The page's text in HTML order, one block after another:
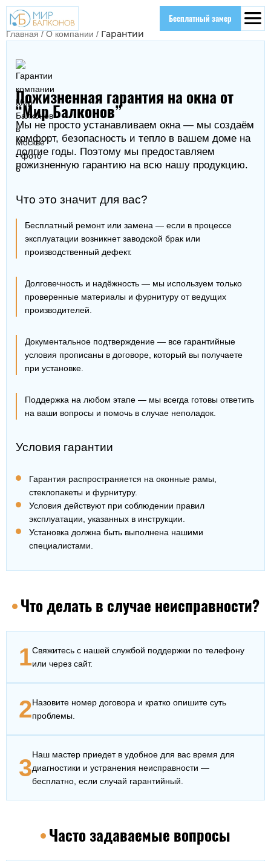
Бесплатный замер
Главная/О компании / Гарантии
Пожизненная гарантия на окна от
“Мир Балконов”
Мы не просто устанавливаем окна — мы создаём
комфорт, безопасность и тепло в вашем доме на
долгие годы. Поэтому мы предоставляем
пожизненную гарантию на всю нашу продукцию.
Что это значит для вас?
Бесплатный ремонт или замена — если в процессе
эксплуатации возникнет заводской брак или
производственный дефект.
Долговечность и надёжность — мы используем только
проверенные материалы и фурнитуру от ведущих
производителей.
Документальное подтверждение — все гарантийные
условия прописаны в договоре, который вы получаете
при установке.
Поддержка на любом этапе — мы всегда готовы ответить
на ваши вопросы и помочь в случае неполадок.
Условия гарантии
Гарантия распространяется на оконные рамы,
стеклопакеты и фурнитуру.
Условия действуют при соблюдении правил
эксплуатации, указанных в инструкции.
Установка должна быть выполнена нашими
специалистами.
Что делать в случае неисправности?
1Свяжитесь с нашей службой поддержки по телефону
или через сайт.
2Назовите номер договора и кратко опишите суть
проблемы.
3Наш мастер приедет в удобное для вас время для
диагностики и устранения неисправности —
бесплатно, если случай гарантийный.
Часто задаваемые вопросы